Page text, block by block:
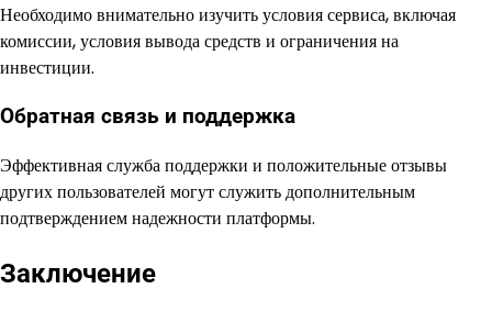
Необходимо внимательно изучить условия сервиса, включая
комиссии, условия вывода средств и ограничения на
инвестиции.
Обратная связь и поддержка
Эффективная служба поддержки и положительные отзывы
других пользователей могут служить дополнительным
подтверждением надежности платформы.
Заключение